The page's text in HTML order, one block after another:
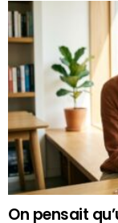
On pensait